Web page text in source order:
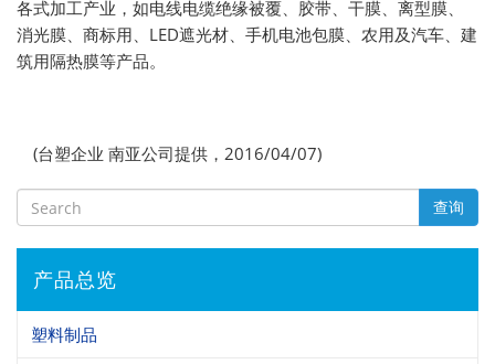
各式加工产业，如电线电缆绝缘被覆、胶带、干膜、离型膜、
消光膜、商标用、LED遮光材、手机电池包膜、农用及汽车、建
筑用隔热膜等产品。
(台塑企业 南亚公司提供，2016/04/07)
查询
产品总览
塑料制品